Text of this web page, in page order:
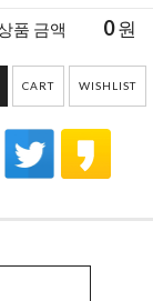
품 금액 0원
CART WISHLIST